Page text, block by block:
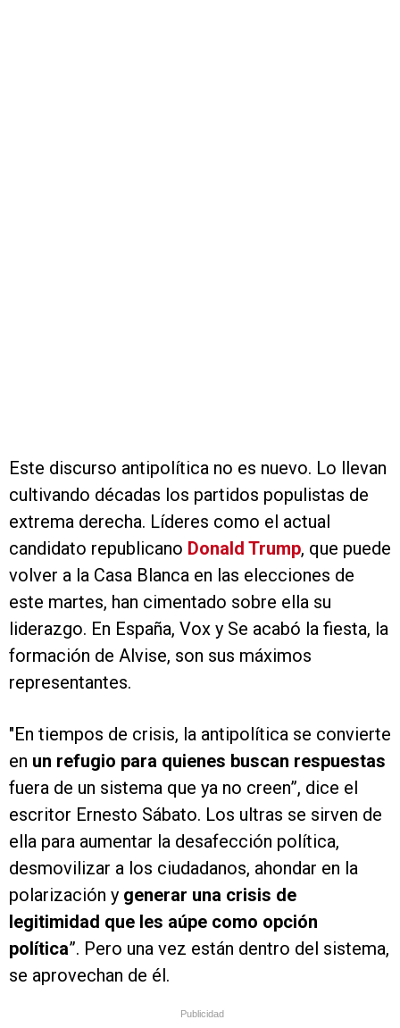
Este discurso antipolítica no es nuevo. Lo llevan
cultivando décadas los partidos populistas de
extrema derecha. Líderes como el actual
candidato republicano Donald Trump, que puede
volver a la Casa Blanca en las elecciones de
este martes, han cimentado sobre ella su
liderazgo. En España, Vox y Se acabó la fiesta, la
formación de Alvise, son sus máximos
representantes.
"En tiempos de crisis, la antipolítica se convierte
en un refugio para quienes buscan respuestas
fuera de un sistema que ya no creen”, dice el
escritor Ernesto Sábato. Los ultras se sirven de
ella para aumentar la desafección política,
desmovilizar a los ciudadanos, ahondar en la
polarización y generar una crisis de
legitimidad que les aúpe como opción
política”. Pero una vez están dentro del sistema,
se aprovechan de él.
Publicidad